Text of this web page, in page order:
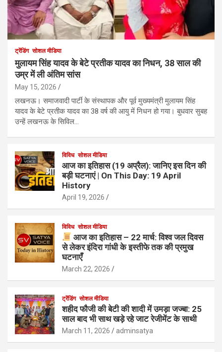
ट्रेंडिंग सोशल मीडिया
मुलायम सिंह यादव के बेटे प्रतीक यादव का निधन, 38 साल की
उम्र में ली अंतिम सांस
May 15, 2026
लखनऊ। समाजवादी पार्टी के संस्थापक और पूर्व मुख्यमंत्री मुलायम सिंह
यादव के बेटे प्रतीक यादव का 38 वर्ष की आयु में निधन हो गया। बुधवार सुबह
उन्हें लखनऊ के सिविल…
विविध सोशल मीडिया
आज का इतिहास (19 अप्रैल): जानिए इस दिन की
बड़ी घटनाएं | On This Day: 19 April
History
April 19, 2026
विविध सोशल मीडिया
आज का इतिहास – 22 मार्च: विश्व जल दिवस
से लेकर इंदिरा गांधी के इस्तीफे तक की प्रमुख
घटनाएँ
March 22, 2026
ट्रेंडिंग सोशल मीडिया
शहीद फौजी की बेटी की शादी में उमड़ा जज्बा: 25
साल बाद भी साथ खड़े रहे जाट रेजीमेंट के साथी
March 11, 2026 adminsatya